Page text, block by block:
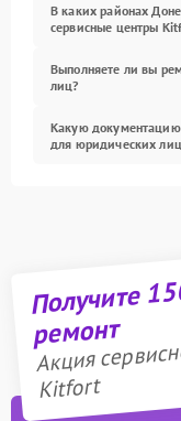
В каких районах
сервисные центры
Выполняете ли вы
лиц?
Какую документацию
для юридических
Получите
ремонт
Акция
Kitfort